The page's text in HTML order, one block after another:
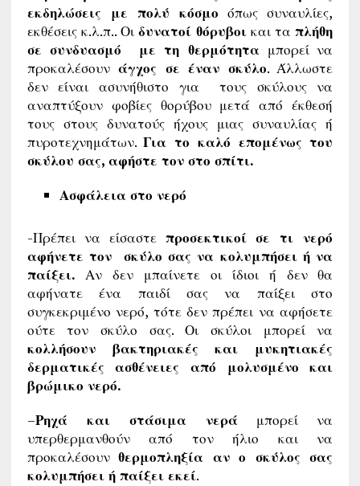
εκδηλώσεις με πολύ κόσμο όπως συναυλίες,
εκθέσεις κ.λ.π.. Οι δυνατοί θόρυβοι και ταπλήθη
σε συνδυασμό με τη θερμότητα μπορεί να
προκαλέσουνάγχος σε έναν σκύλο. Άλλωστε
δεν είναι ασυνήθιστο για τους σκύλους να
αναπτύξουν φοβίες θορύβου μετά από έκθεσή
τους στους δυνατούς ήχους μιας συναυλίας ή
πυροτεχνημάτων.Για το καλό επομένως του
σκύλου σας, αφήστε τον στο σπίτι.
Ασφάλεια στο νερό
-Πρέπει να είσαστε προσεκτικοί σε τι νερό
αφήνετε τον σκύλο σας να κολυμπήσει ή να
παίξει. Αν δεν μπαίνετε οι ίδιοι ή δεν θα
αφήνατε ένα παιδί σας να παίξει στο
συγκεκριμένο νερό, τότε δεν πρέπει να αφήσετε
ούτε τον σκύλο σας. Οι σκύλοι μπορεί να
κολλήσουν βακτηριακές και μυκητιακές
δερματικές ασθένειες από μολυσμένο και
βρώμικο νερό.
–Ρηχά και στάσιμα νερά μπορεί να
υπερθερμανθούν από τον ήλιο και να
προκαλέσουνθερμοπληξία αν ο σκύλος σας
κολυμπήσει ή παίξει εκεί.